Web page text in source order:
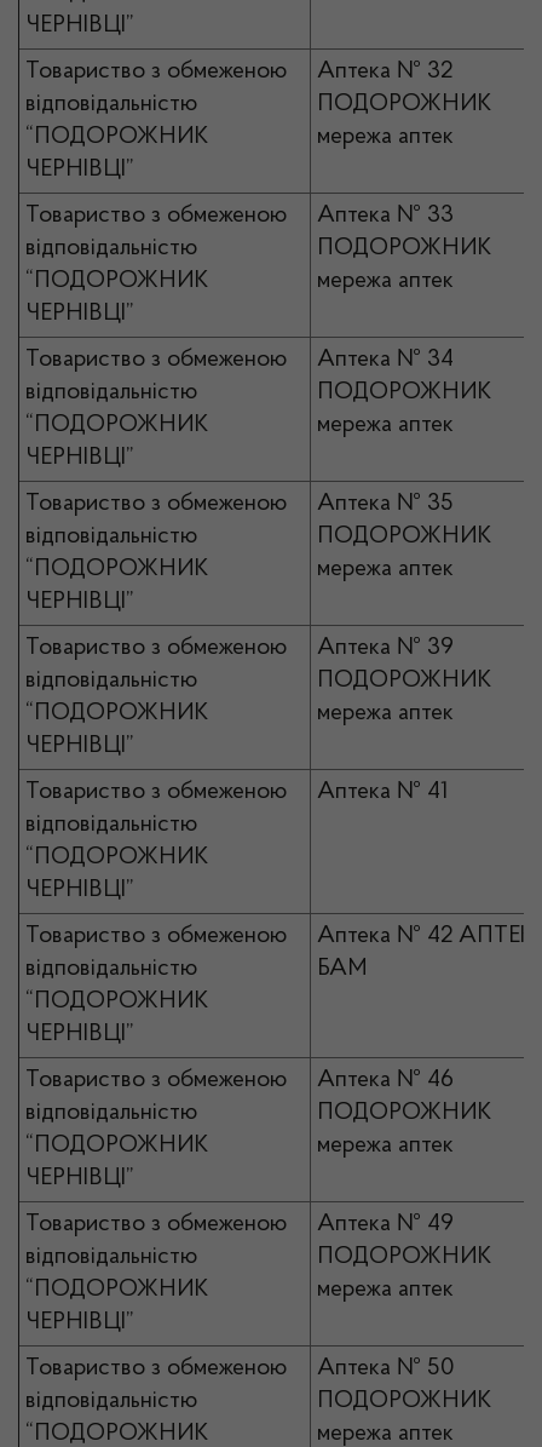
ЧЕРНІВЦІ”
Товариство з обмеженою
відповідальністю
“ПОДОРОЖНИК
ЧЕРНІВЦІ”
Аптека № 32
ПОДОРОЖНИК
мережа аптек
Товариство з обмеженою
відповідальністю
“ПОДОРОЖНИК
ЧЕРНІВЦІ”
Аптека № 33
ПОДОРОЖНИК
мережа аптек
Товариство з обмеженою
відповідальністю
“ПОДОРОЖНИК
ЧЕРНІВЦІ”
Аптека № 34
ПОДОРОЖНИК
мережа аптек
Товариство з обмеженою
відповідальністю
“ПОДОРОЖНИК
ЧЕРНІВЦІ”
Аптека № 35
ПОДОРОЖНИК
мережа аптек
Товариство з обмеженою
відповідальністю
“ПОДОРОЖНИК
ЧЕРНІВЦІ”
Аптека № 39
ПОДОРОЖНИК
мережа аптек
Товариство з обмеженою
відповідальністю
“ПОДОРОЖНИК
ЧЕРНІВЦІ”
Аптека № 41
Товариство з обмеженою
відповідальністю
“ПОДОРОЖНИК
ЧЕРНІВЦІ”
Аптека № 42
БАМ
Товариство з обмеженою
відповідальністю
“ПОДОРОЖНИК
ЧЕРНІВЦІ”
Аптека № 46
ПОДОРОЖНИК
мережа аптек
Товариство з обмеженою
відповідальністю
“ПОДОРОЖНИК
ЧЕРНІВЦІ”
Аптека № 49
ПОДОРОЖНИК
мережа аптек
Товариство з обмеженою
відповідальністю
“ПОДОРОЖНИК
Аптека № 50
ПОДОРОЖНИК
мережа аптек